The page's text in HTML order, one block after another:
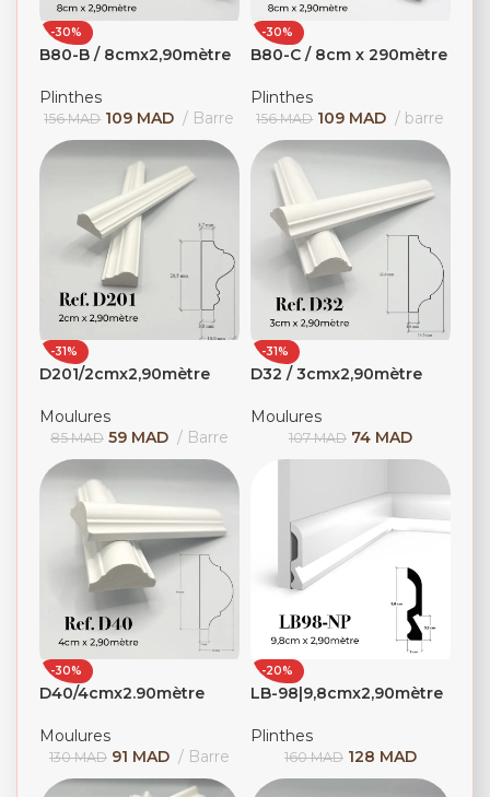
-30%
B80-B / 8cmx2,90mètre
Plinthes
156MAD 109 MAD Barre
-30%
B80-C / 8cm x 290mètre
Plinthes
156MAD 109 MAD barre
-31%
D201/2cmx2,90mètre
Moulures
85MAD 59 MAD Barre
-31%
D32 / 3cmx2,90mètre
Moulures
107MAD 74 MAD
-30%
D40/4cmx2.90mètre
Moulures
130MAD 91 MAD Barre
-20%
LB-98|9,8cmx2,90mètre
Plinthes
160MAD 128 MAD